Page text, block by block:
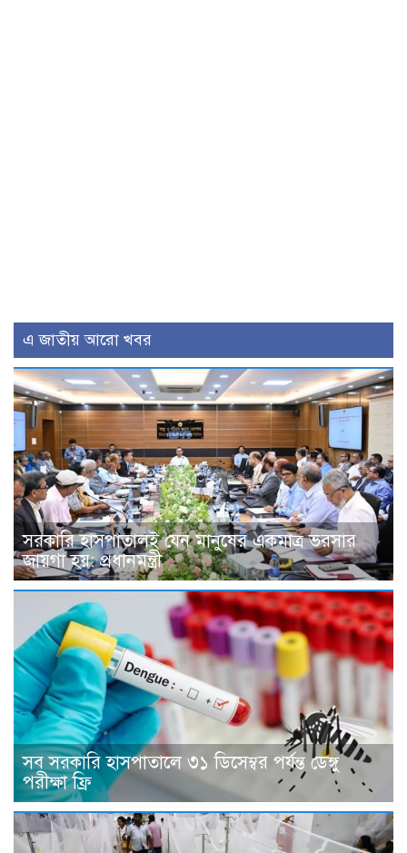
এ জাতীয় আরো খবর
সরকারি হাসপাতালই যেন মানুষের একমাত্র ভরসার
জায়গা হয়: প্রধানমন্ত্রী
সব সরকারি হাসপাতালে ৩১ ডিসেম্বর পর্যন্ত ডেঙ্গু
পরীক্ষা ফ্রি